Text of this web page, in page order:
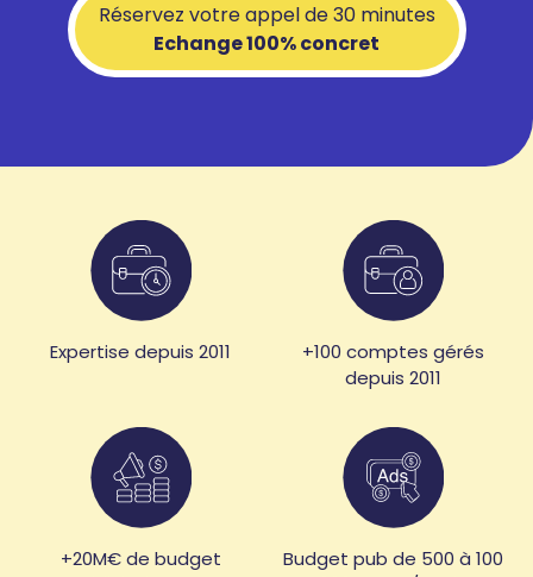
Réservez votre appel de 30 minutes
Echange 100% concret
Expertise depuis 2011
+100 comptes gérés
depuis 2011
+20M€ de budget
Budget pub de 500 à 100